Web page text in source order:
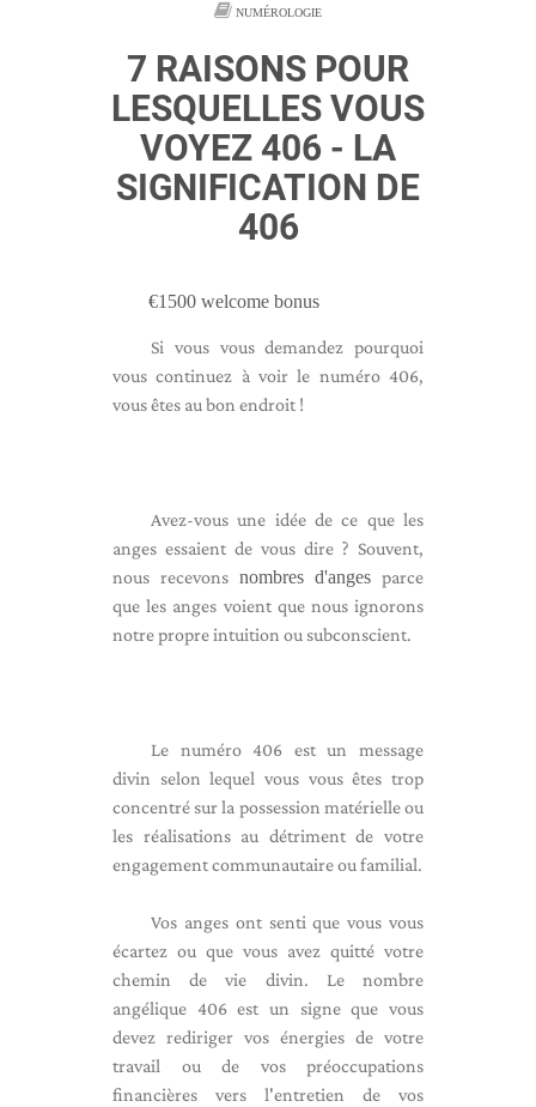
NUMÉROLOGIE
7 RAISONS POUR
LESQUELLES VOUS
VOYEZ 406 - LA
SIGNIFICATION DE
406
€1500 welcome bonus
Si vous vous demandez pourquoi
vous continuez à voir le numéro 406,
vous êtes au bon endroit !
Avez-vous une idée de ce que les
anges essaient de vous dire ? Souvent,
nous recevons nombres d'anges parce
que les anges voient que nous ignorons
notre propre intuition ou subconscient.
Le numéro 406 est un message
divin selon lequel vous vous êtes trop
concentré sur la possession matérielle ou
les réalisations au détriment de votre
engagement communautaire ou familial.
Vos anges ont senti que vous vous
écartez ou que vous avez quitté votre
chemin de vie divin. Le nombre
angélique 406 est un signe que vous
devez rediriger vos énergies de votre
travail ou de vos préoccupations
financières vers l'entretien de vos